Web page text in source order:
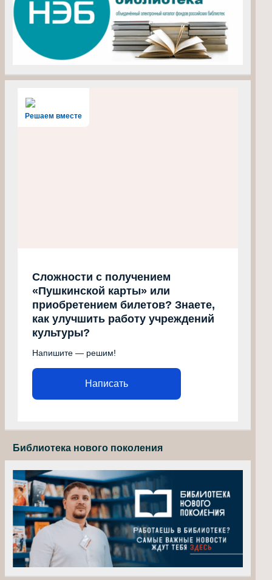
Решаем вместе
Сложности с получением
«Пушкинской карты» или
приобретением билетов? Знаете,
как улучшить работу учреждений
культуры?
Напишите — решим!
Написать
Библиотека нового поколения